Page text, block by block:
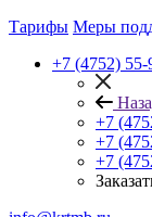
Тарифы Меры
+7 (4752) 55-
+7
+7
+7